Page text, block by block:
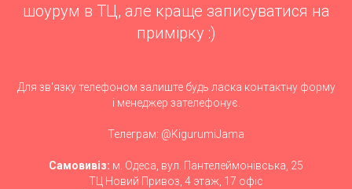
шоурум в ТЦ, але краще записуватися на
примірку :)
Для зв'язку телефоном залиште будь ласка контактну форму
і менеджер зателефонує.
Телеграм: @KigurumiJama
Самовивіз: м. Одеса, вул. Пантелеймонівська, 25
ТЦ Новий Привоз, 4 этаж, 17 офіс